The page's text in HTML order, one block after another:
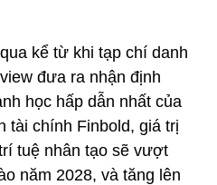
kể từ khi tạp chí danh
đưa ra nhận định
học hấp dẫn nhất của
tài chính Finbold, giá trị
tuệ nhân tạo sẽ vượt
năm 2028, và tăng lên